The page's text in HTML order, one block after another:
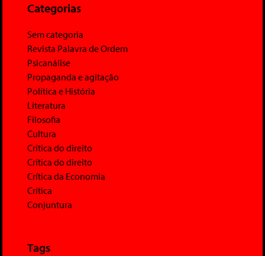
Categorias
Sem categoria
Revista Palavra de Ordem
Psicanálise
Propaganda e agitação
Política e História
Literatura
Filosofia
Cultura
Crítica do direito
Crítica do direito
Crítica da Economia
Crítica
Conjuntura
Tags